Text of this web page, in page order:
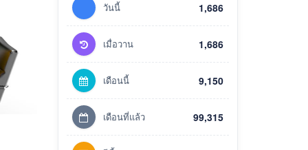
วันนี้ 1,686
เมื่อวาน 1,686
เดือนนี้ 9,150
เดือนที่แล้ว 99,315